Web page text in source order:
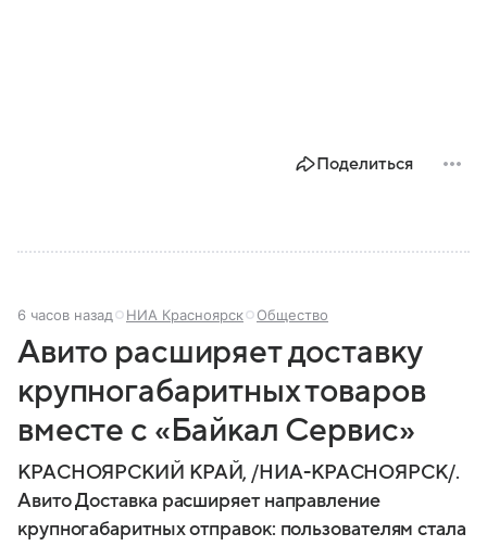
Поделиться
6 часов назад НИА Красноярск Общество
Авито расширяет доставку
крупногабаритных товаров
вместе с «Байкал Сервис»
КРАСНОЯРСКИЙ КРАЙ, /НИА-КРАСНОЯРСК/.
Авито Доставка расширяет направление
крупногабаритных отправок: пользователям стала